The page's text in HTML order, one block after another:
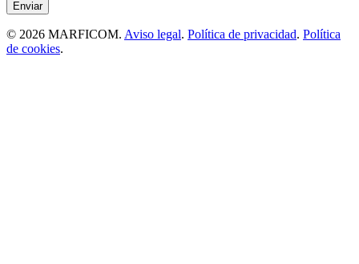
© 2026 MARFICOM. Aviso legal. Política de privacidad. Política
de cookies.